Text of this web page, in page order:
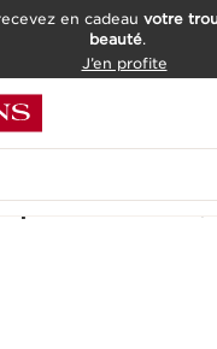
en cadeau votre
beauté.
J’en profite
Homme